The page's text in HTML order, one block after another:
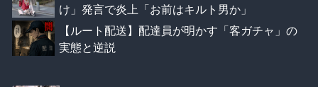
け」発言で炎上「お前はキルト男か」
【ルート配送】配達員が明かす「客ガチャ」の
実態と逆説